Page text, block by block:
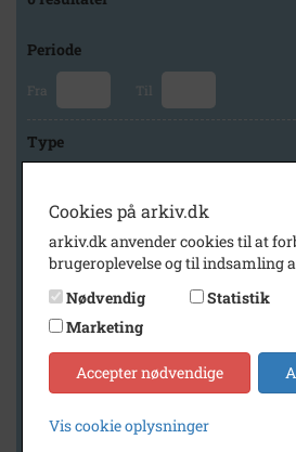
Periode
Fra Til
Type
Arkiv
Slagelse Stads- og Lokalarkiv
Generelt
Cookies på arkiv.dk
arkiv.dk anvender cookies til at
brugeroplevelse og til indsamling
Nødvendig
Statistik
Marketing
Accepter nødvendige
Vis cookie oplysninger